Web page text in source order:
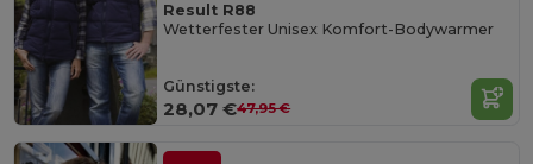
Result R88
Wetterfester Unisex Komfort-Bodywarmer
Günstigste:
28,07 €47,95 €